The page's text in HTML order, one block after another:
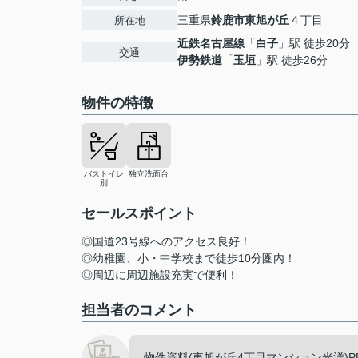
所在地 三重県鈴鹿市東旭が丘 ４丁目
交通
近鉄名古屋線 「白子 」駅 徒歩20分
伊勢鉄道 「玉垣 」駅 徒歩26分
物件の特徴
バストイレ
別
独立洗面台
セールスポイント
◎国道23号線へのアクセス良好！
◎幼稚園、小・中学校まで徒歩10分圏内！
◎周辺に周辺施設充実で便利！
担当者のコメント